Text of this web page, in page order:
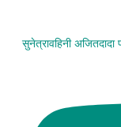
सुनेत्रावहिनी अजितदादा